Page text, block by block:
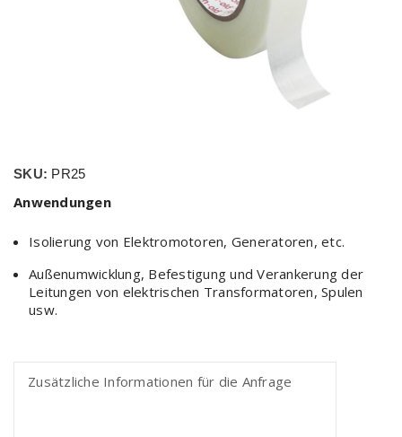
SKU: PR25
Anwendungen
Isolierung von Elektromotoren, Generatoren, etc.
Außenumwicklung, Befestigung und Verankerung der
Leitungen von elektrischen Transformatoren, Spulen
usw.